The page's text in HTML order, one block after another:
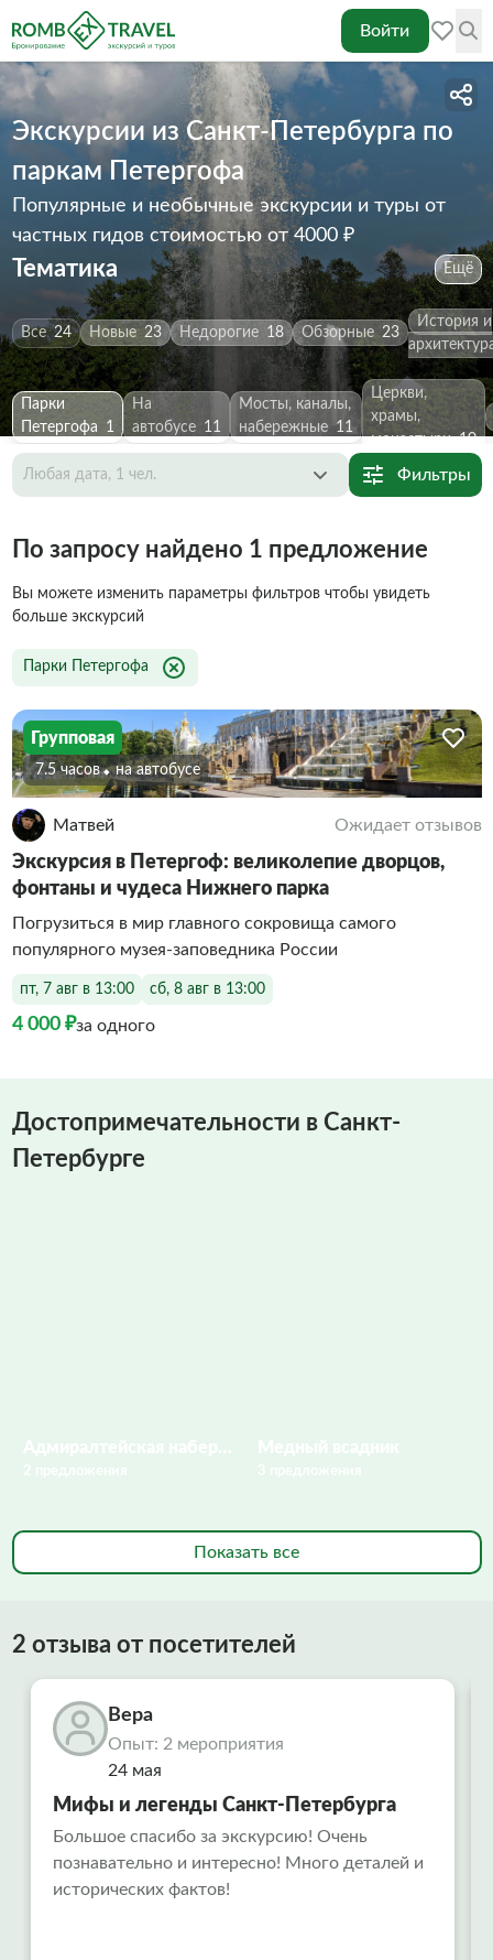
Войти
Экскурсии из Санкт-Петербурга по
паркам Петергофа
Популярные и необычные экскурсии и туры от
частных гидов стоимостью от 4000 ₽
Тематика Ещё
Все 24 Новые 23 Недорогие 18 Обзорные 23
История и
Парки
Петергофа
1
На
автобусе
11
Мосты, каналы,
набережные 11
Церкви,
храмы,
монастыри 10
Любая дата, 1 чел. Фильтры
По запросу найдено 1 предложение
Вы можете изменить параметры фильтров чтобы увидеть
больше экскурсий
Парки Петергофа
Групповая
7.5 часов На автобусе
Матвей Ожидает отзывов
Экскурсия в Петергоф: великолепие дворцов,
фонтаны и чудеса Нижнего парка
Погрузиться в мир главного сокровища самого
популярного музея-заповедника России
пт, 7 авг в 13:00 сб, 8 авг в 13:00
4 000 ₽за одного
Достопримечательности в Санкт-
Петербурге
Показать все
2 отзыва от посетителей
Вера
Опыт: 2 мероприятия
24 мая
Мифы и легенды Санкт-Петербурга
Большое спасибо за экскурсию! Очень
познавательно и интересно! Много деталей и
исторических фактов!